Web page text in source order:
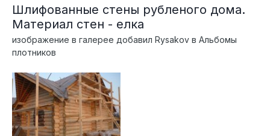
Шлифованные стены рубленого дома.
Материал стен - елка
изображение в галерее добавил Rysakov в Альбомы
плотников